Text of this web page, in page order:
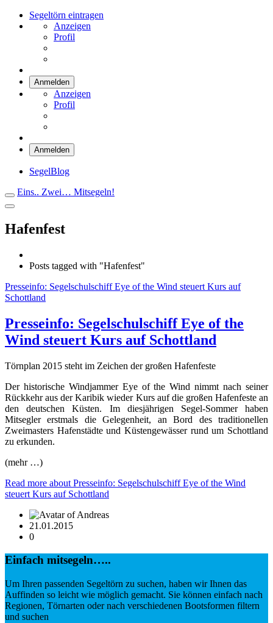
Segeltörn eintragen
Anzeigen
Profil
Anmelden
Anzeigen
Profil
Anmelden
SegelBlog
Eins.. Zwei… Mitsegeln!
Hafenfest
Posts tagged with "Hafenfest"
Presseinfo: Segelschulschiff Eye of the Wind steuert Kurs auf
Schottland
Presseinfo: Segelschulschiff Eye of the
Wind steuert Kurs auf Schottland
Törnplan 2015 steht im Zeichen der großen Hafenfeste
Der historische Windjammer Eye of the Wind nimmt nach seiner
Rückkehr aus der Karibik wieder Kurs auf die großen Hafenfeste an
den deutschen Küsten. Im diesjährigen Segel-Sommer haben
Mitsegler erstmals die Gelegenheit, an Bord des traditionellen
Zweimasters Hafenstädte und Küstengewässer rund um Schottland
zu erkunden.
(mehr …)
Read more about Presseinfo: Segelschulschiff Eye of the Wind
steuert Kurs auf Schottland
21.01.2015
0
Einfach mitsegeln…..
Um Ihren passenden Segeltörn zu suchen, haben wir Ihnen das
Auffinden so leicht wie möglich gemacht. Sie können einfach nach
Regionen, Törnarten oder nach verschiedenen Bootsformen filtern
und suchen